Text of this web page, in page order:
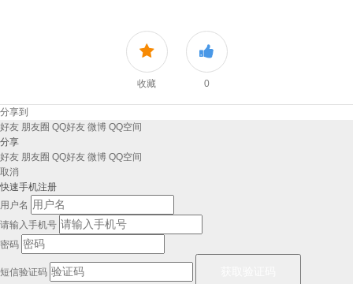
收藏 0
分享到
好友 朋友圈 QQ好友 微博 QQ空间
分享
好友 朋友圈 QQ好友 微博 QQ空间
取消
快速手机注册
用户名
请输入手机号
密码
短信验证码